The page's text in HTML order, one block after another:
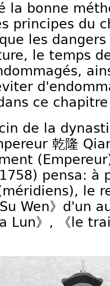
la bonne
principes du
les
le temps
ce
de la
乾隆
pensa:
le
Wen》d'un
Fa Lun》, 《le